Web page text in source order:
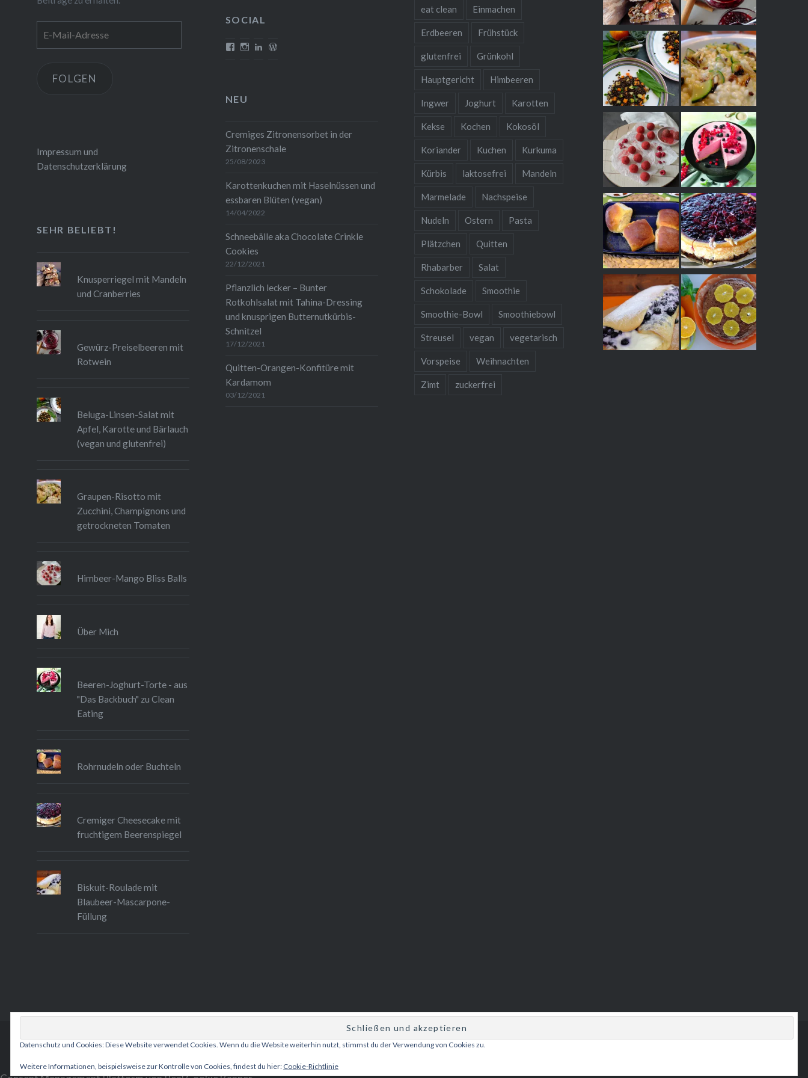
Aprikosen. Das sieht…
Mail-
FOLGEN
eat clean Einmachen
Erdbeeren Frühstück
glutenfrei Grünkohl
Hauptgericht Himbeeren
Ingwer Joghurt Karotten
Kekse Kochen Kokosöl
Koriander Kuchen Kurkuma
Kürbis laktosefrei Mandeln
Marmelade Nachspeise
Nudeln Ostern Pasta
Plätzchen Quitten
Rhabarber Salat
Schokolade Smoothie
Smoothie-Bowl Smoothiebowl
Streusel vegan vegetarisch
Vorspeise Weihnachten
Zimt zuckerfrei
SOCIAL
Profil
anzeigen
ProfilProfilProfil
NEU
Cremiges Zitronensorbet in der
Zitronenschale
25/08/2023
Karottenkuchen mit Haselnüssen und
essbaren Blüten (vegan)
14/04/2022
Schneebälle aka Chocolate Crinkle
Cookies
22/12/2021
Pflanzlich lecker – Bunter
Rotkohlsalat mit Tahina-Dressing
und knusprigen Butternutkürbis-
Schnitzel
17/12/2021
Quitten-Orangen-Konfitüre mit
Kardamom
03/12/2021
Impressum und
Datenschutzerklärung
SEHR BELIEBT!
Knusperriegel mit Mandeln
und Cranberries
Gewürz-Preiselbeeren mit
Rotwein
Beluga-Linsen-Salat mit
Apfel, Karotte und Bärlauch
(vegan und glutenfrei)
Graupen-Risotto mit
Zucchini, Champignons und
getrockneten Tomaten
Himbeer-Mango Bliss Balls
Über Mich
Beeren-Joghurt-Torte - aus
"Das Backbuch" zu Clean
Eating
Rohrnudeln oder Buchteln
Cremiger Cheesecake mit
fruchtigem Beerenspiegel
Biskuit-Roulade mit
Blaubeer-Mascarpone-
Füllung
Betrieben von WordPress|Theme: Dyad 2 vonWordPress.com
Datenschutz und Cookies: Diese Website verwendet Cookies. Wenn du die Website weiterhin nutzt, stimmst du der Verwendung von Cookies zu.
Weitere Informationen, beispielsweise zur Kontrolle von Cookies, findest du hier: Cookie-Richtlinie